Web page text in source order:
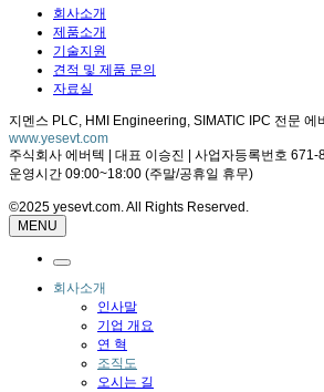
회사소개
제품소개
기술지원
견적 및 제품 문의
자료실
지멘스 PLC, HMI Engineering, SIMATIC IPC 전문 에
www.yesevt.com
주식회사 에버텍 | 대표 이승진 | 사업자등록번호
운영시간 09:00~18:00 (주말/공휴일 휴무)
©2025 yesevt.com. All Rights Reserved.
MENU
회사소개
인사말
기업 개요
연 혁
조직도
오시는 길